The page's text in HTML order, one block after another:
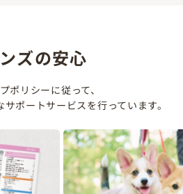
ズの安心
ポリシーに従って、
ポートサービスを行っています。